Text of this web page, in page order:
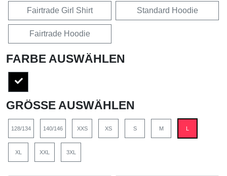
Fairtrade Girl Shirt Standard Hoodie
Fairtrade Hoodie
FARBE AUSWÄHLEN
GRÖSSE AUSWÄHLEN
128/134 140/146 XXS XS S M L
XL XXL 3XL